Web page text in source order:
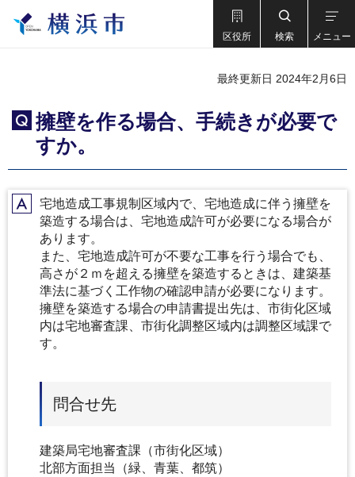
区役所 検索 メニュー
最終更新日 2024年2月6日
Q
擁壁を作る場合、手続きが必要で
すか。
A宅地造成工事規制区域内で、宅地造成に伴う擁壁を
築造する場合は、宅地造成許可が必要になる場合が
あります。
また、宅地造成許可が不要な工事を行う場合でも、
高さが２ｍを超える擁壁を築造するときは、建築基
準法に基づく工作物の確認申請が必要になります。
擁壁を築造する場合の申請書提出先は、市街化区域
内は宅地審査課、市街化調整区域内は調整区域課で
す。
問合せ先
建築局宅地審査課（市街化区域）
北部方面担当（緑、青葉、都筑）